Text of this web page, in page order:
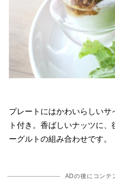
プレートにはかわいらしい
ト付き。香ばしいナッツに
ーグルトの組み合わせです。
ADの後にコンテ